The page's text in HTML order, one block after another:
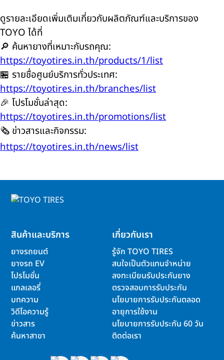
ดูรายละเอียดเพิ่มเติมเกี่ยวกับผลิตภัณฑ์และบริการของ
TOYO ได้ที่
🔎 ค้นหายางที่เหมาะกับรถคุณ:
https://toyotires.in.th/products/1/list
🏪 รายชื่อศูนย์บริการทั่วประเทศ:
https://toyotires.in.th/branches/list
🎉 โปรโมชั่นล่าสุด:
https://toyotires.in.th/promotions/list
🗞️ ข่าวสารและกิจกรรม:
https://toyotires.in.th/news/list
สินค้าและบริการ
ยางรถยนต์
ยางรถ EV
โปรโมชั่น
แกลเลอรี่
บทความ
วิดีโอความรู้
ข่าวสาร
ค้นหาสาขา
เกี่ยวกับเรา
รู้จัก TOYO TIRES
สนใจเป็นตัวแทนจำหน่าย
ลงทะเบียนรับประกันยาง
ตรวจสอบการรับประกัน
นโยบายการรับประกันตลอด
อายุการใช้งาน
นโยบายการรับประกัน 60 วัน
ติดต่อเรา